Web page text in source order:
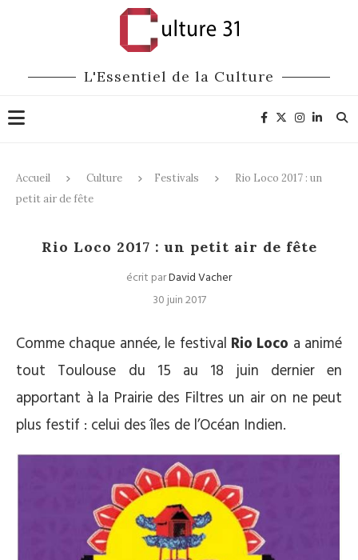
L'Essentiel de la Culture
Accueil Culture Festivals
Rio Loco 2017 : un
petit air de fête
Rio Loco 2017 : un petit air de fête
écrit parDavid Vacher
30 juin 2017
Comme chaque année, le festival Rio Loco a animé
tout Toulouse du 15 au 18 juin dernier en
apportant à la Prairie des Filtres un air on ne peut
plus festif : celui des îles de l’Océan Indien.